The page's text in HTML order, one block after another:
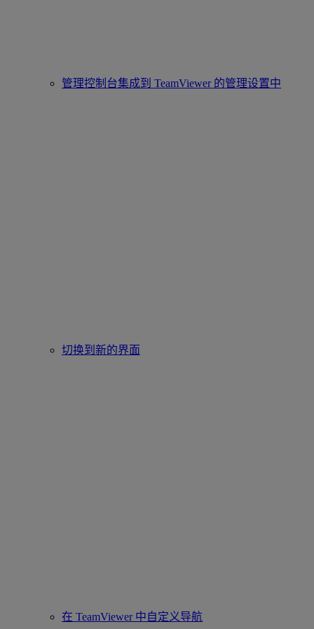
管理控制台集成到 TeamViewer 的管理设置中
切换到新的界面
在 TeamViewer 中自定义导航